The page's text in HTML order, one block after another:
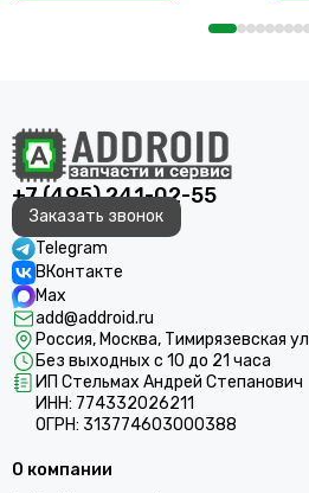
+7 (495) 241-02-55
Заказать звонок
Telegram
ВКонтакте
Max
add@addroid.ru
Россия, Москва, Тимирязевская
Без выходных с 10 до 21 часа
ИП Стельмах Андрей Степанович
ИНН: 774332026211
ОГРН: 313774603000388
О компании